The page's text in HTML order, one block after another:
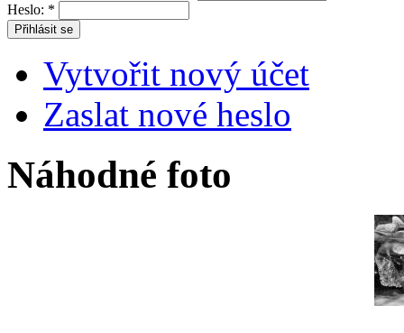
Heslo: *
Vytvořit nový účet
Zaslat nové heslo
Náhodné foto